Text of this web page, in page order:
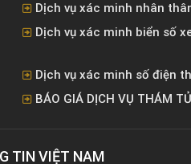
Dịch vụ xác minh nhân
Dịch vụ xác minh biển số
Dịch vụ xác minh số điện
BÁO GIÁ DỊCH VỤ THÁM
TIN VIỆT NAM